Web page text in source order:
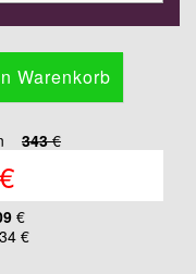
343€
€
€
€